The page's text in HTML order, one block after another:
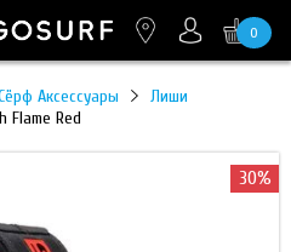
0
Аксессуары
Лиши
Flame Red
30%